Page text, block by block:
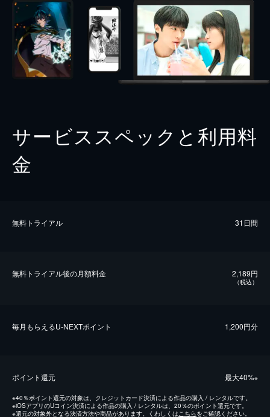
サービススペックと利用料
金
無料トライアル 31日間
無料トライアル後の⽉額料金 2,189円
（税込）
毎⽉もらえるU-NEXTポイント 1,200円分
ポイント還元 最⼤40%※
※40％ポイント還元の対象は、クレジットカード決済による作品の購入 / レンタルです。
※iOSアプリのUコイン決済による作品の購入 / レンタルは、20％のポイント還元です。
※還元の対象外となる決済方法や商品があります。くわしくはこちらをご確認ください。